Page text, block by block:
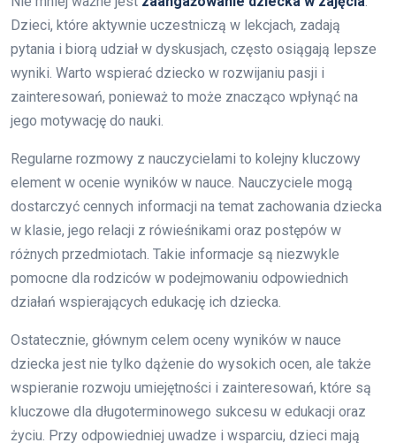
Dzieci, które aktywnie uczestniczą w lekcjach, zadają
pytania i biorą udział w dyskusjach, często osiągają lepsze
wyniki. Warto wspierać dziecko w rozwijaniu pasji i
zainteresowań, ponieważ to może znacząco wpłynąć na
jego motywację do nauki.
Regularne rozmowy z nauczycielami to kolejny kluczowy
element w ocenie wyników w nauce. Nauczyciele mogą
dostarczyć cennych informacji na temat zachowania dziecka
w klasie, jego relacji z rówieśnikami oraz postępów w
różnych przedmiotach. Takie informacje są niezwykle
pomocne dla rodziców w podejmowaniu odpowiednich
działań wspierających edukację ich dziecka.
Ostatecznie, głównym celem oceny wyników w nauce
dziecka jest nie tylko dążenie do wysokich ocen, ale także
wspieranie rozwoju umiejętności i zainteresowań, które są
kluczowe dla długoterminowego sukcesu w edukacji oraz
życiu. Przy odpowiedniej uwadze i wsparciu, dzieci mają